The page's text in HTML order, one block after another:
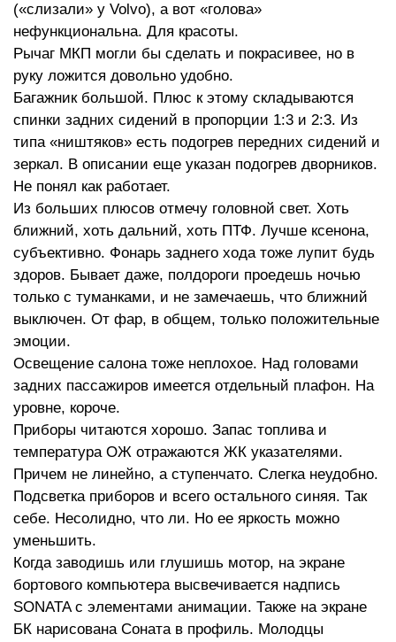
(«слизали» у Volvo), а вот «голова»
нефункциональна. Для красоты.
Рычаг МКП могли бы сделать и покрасивее, но в
руку ложится довольно удобно.
Багажник большой. Плюс к этому складываются
спинки задних сидений в пропорции 1:3 и 2:3. Из
типа «ништяков» есть подогрев передних сидений и
зеркал. В описании еще указан подогрев дворников.
Не понял как работает.
Из больших плюсов отмечу головной свет. Хоть
ближний, хоть дальний, хоть ПТФ. Лучше ксенона,
субъективно. Фонарь заднего хода тоже лупит будь
здоров. Бывает даже, полдороги проедешь ночью
только с туманками, и не замечаешь, что ближний
выключен. От фар, в общем, только положительные
эмоции.
Освещение салона тоже неплохое. Над головами
задних пассажиров имеется отдельный плафон. На
уровне, короче.
Приборы читаются хорошо. Запас топлива и
температура ОЖ отражаются ЖК указателями.
Причем не линейно, а ступенчато. Слегка неудобно.
Подсветка приборов и всего остального синяя. Так
себе. Несолидно, что ли. Но ее яркость можно
уменьшить.
Когда заводишь или глушишь мотор, на экране
бортового компьютера высвечивается надпись
SONATA с элементами анимации. Также на экране
БК нарисована Соната в профиль. Молодцы